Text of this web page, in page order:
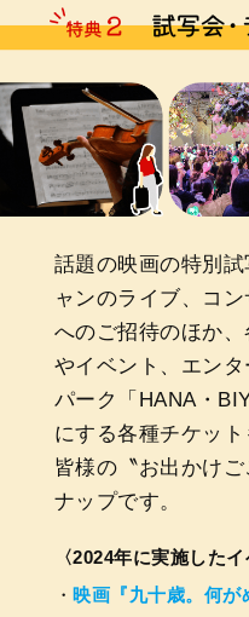
話題の映画の特別
ャンのライブ、コ
へのご招待のほか
やイベント、エン
パーク「HANA・
にする各種チケッ
皆様の〝お出かけ
ナップです。
〈2024年に実施したイ
映画『九十歳。何が